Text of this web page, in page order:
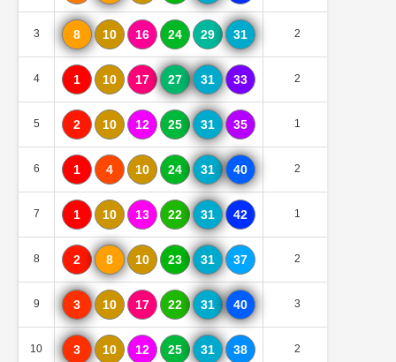
3 8 10 16 24 29 31 2
4 1 10 17 27 31 33 2
5 2 10 12 25 31 35 1
6 1 4 10 24 31 40 2
7 1 10 13 22 31 42 1
8 2 8 10 23 31 37 2
9 3 10 17 22 31 40 3
10 3 10 12 25 31 38 2